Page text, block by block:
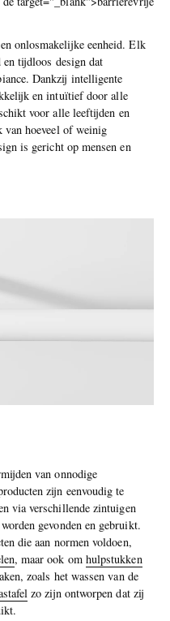
onlosmakelijke eenheid. Elk
en tijdloos design dat
Dankzij intelligente
en intuïtief door alle
voor alle leeftijden en
van hoeveel of weinig
is gericht op mensen en
van onnodige
zijn eenvoudig te
via verschillende zintuigen
gevonden en gebruikt.
die aan normen voldoen,
, maar ook om hulpstukken
zoals het wassen van de
zo zijn ontworpen dat zij